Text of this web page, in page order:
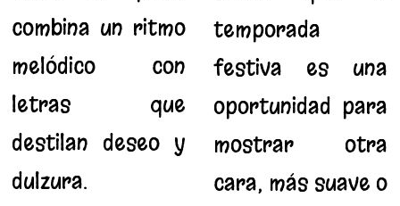
combina un ritmo
melódico con
letras que
destilan deseo y
dulzura.
temporada
festiva es una
oportunidad para
mostrar otra
cara, más suave o